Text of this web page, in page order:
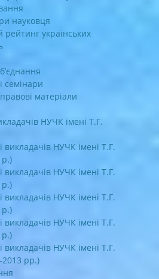
науковця
українських
семінари
матеріали
НУЧК імені Т.Г.
викладачів НУЧК імені Т.Г.
викладачів НУЧК імені Т.Г.
викладачів НУЧК імені Т.Г.
викладачів НУЧК імені Т.Г.
викладачів НУЧК імені Т.Г.
рр.)